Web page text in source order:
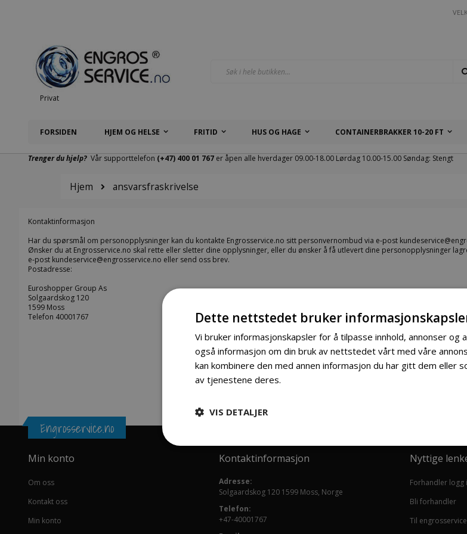
Privat
FORSIDEN HJEM OG HELSE FRITID HUS OG HAGE CONTAINERBRAKKER 10-20 FT
Trenger du hjelp? Vår supporttelefon (+47) 400 01 767 er åpen alle hverdager 09.00-18.00 Lørdag 10.00-15.00 Søndag: Stengt
Hjem ansvarsfraskrivelse
Kontaktinformasjon
Har du spørsmål om personopplysninger kan du kontakte Engrosservice.no sitt personvernombud via e-post kundeservice@
Ønsker du at Engrosservice.no skal rette eller sletter dine opplysninger, eller du ønsker å få utlevert dine personopplysninger
e-post kundeservice@engrosservice.no eller send oss brev.
Postadresse:
Euroshopper Group As
Solgaardskog 120
1599 Moss
Telefon 40001767
Engrosservice.no
Min konto
Om oss
Kontakt oss
Min konto
Kontaktinformasjon
Adresse:
Solgaardskog 120 1599 Moss, Norge
Telefon:
+47-40001767
Nyttige
Forhandler logg
Bli forhandler
Til
Dette nettstedet bruker
Vi bruker informasjonskapsler for å tilpasse innhold, annonser og
også informasjon om din bruk av nettstedet vårt med våre
kan kombinere den med annen informasjon du har gitt dem eller
av tjenestene deres.
VIS DETALJER